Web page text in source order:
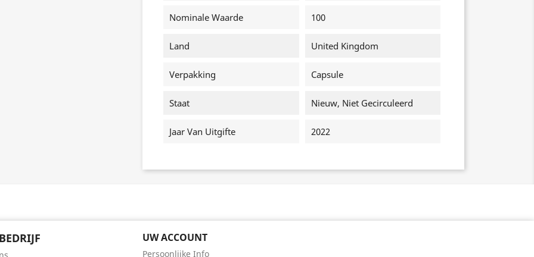
Nominale Waarde 100
Land United Kingdom
Verpakking Capsule
Staat Nieuw, Niet Gecirculeerd
Jaar Van Uitgifte 2022
UW ACCOUNT
Persoonlijke Info